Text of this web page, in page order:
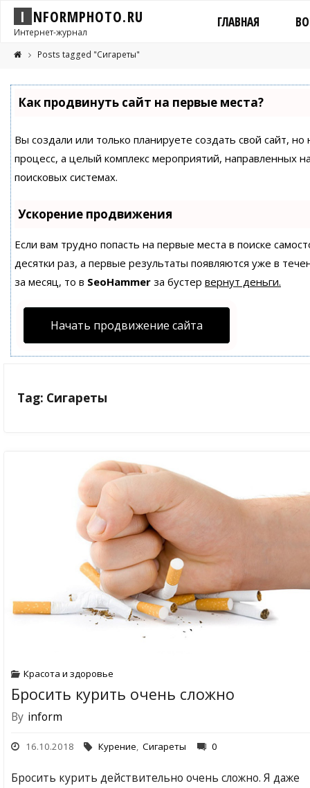
I NFORMPHOTO.RU
Интернет-журнал
ГЛАВНАЯ
Posts tagged "Сигареты"
Как продвинуть сайт на первые места?
Вы создали или только планируете создать свой сайт,
процесс, а целый комплекс мероприятий, направленных
поисковых системах.
Ускорение продвижения
Если вам трудно попасть на первые места в поиске
десятки раз, а первые результаты появляются уже в
за месяц, то в SeoHammer за бустер вернут деньги.
Начать продвижение сайта
Tag: Сигареты
Красота и здоровье
Бросить курить очень сложно
By inform
16.10.2018 Курение, Сигареты 0
Бросить курить действительно очень сложно. Я даже